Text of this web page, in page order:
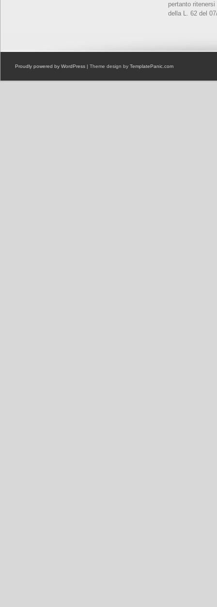
pertanto
della L. 62 del
Proudly powered by WordPress | Theme design by TemplatePanic.com